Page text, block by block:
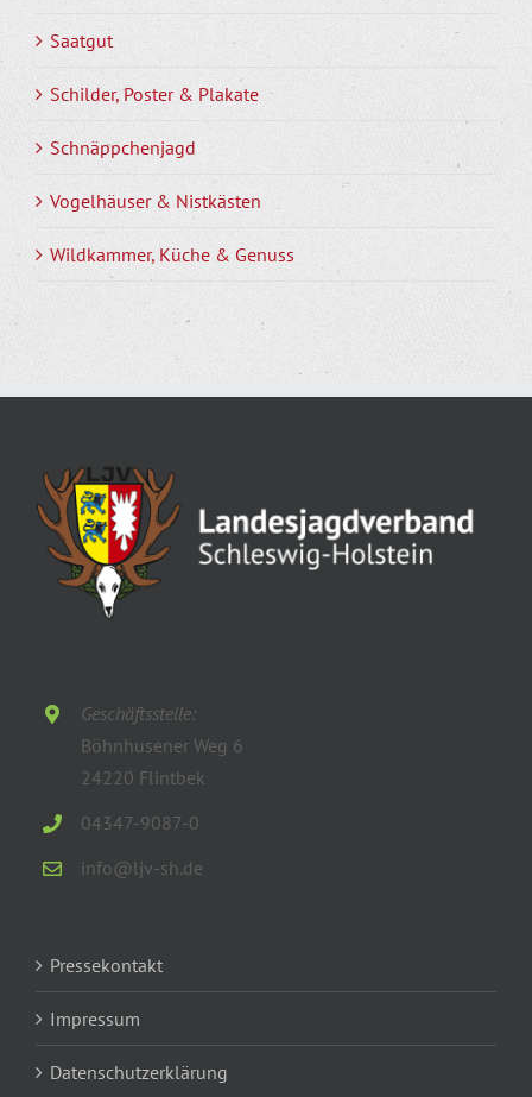
Saatgut
Schilder, Poster & Plakate
Schnäppchenjagd
Vogelhäuser & Nistkästen
Wildkammer, Küche & Genuss
Geschäftsstelle:
Böhnhusener Weg 6
24220 Flintbek
04347-9087-0
info@ljv-sh.de
Pressekontakt
Impressum
Datenschutzerklärung